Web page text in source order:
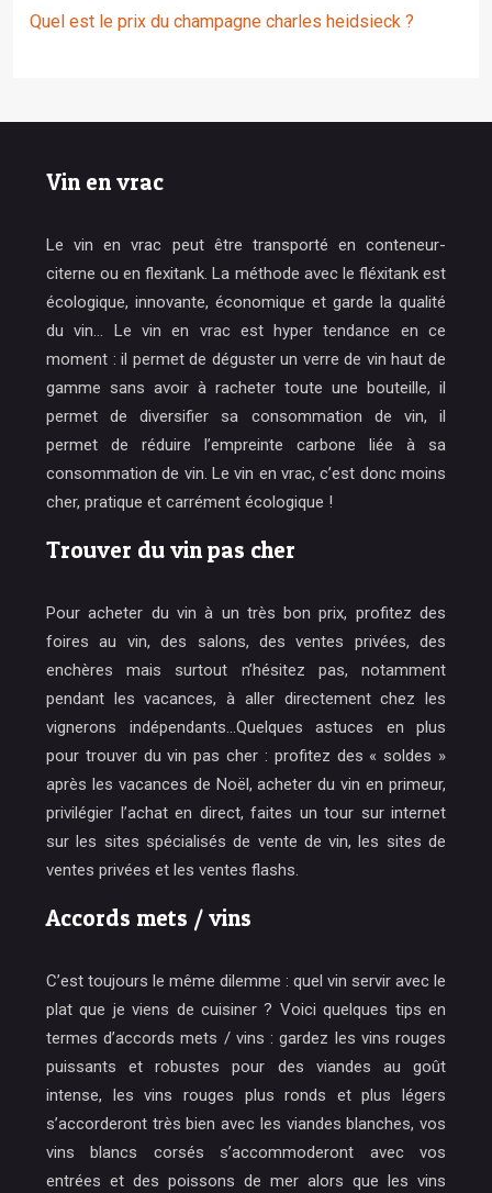
Quel est le prix du champagne charles heidsieck ?
Vin en vrac
Le vin en vrac peut être transporté en conteneur-
citerne ou en flexitank. La méthode avec le fléxitank est
écologique, innovante, économique et garde la qualité
du vin… Le vin en vrac est hyper tendance en ce
moment : il permet de déguster un verre de vin haut de
gamme sans avoir à racheter toute une bouteille, il
permet de diversifier sa consommation de vin, il
permet de réduire l’empreinte carbone liée à sa
consommation de vin. Le vin en vrac, c’est donc moins
cher, pratique et carrément écologique !
Trouver du vin pas cher
Pour acheter du vin à un très bon prix, profitez des
foires au vin, des salons, des ventes privées, des
enchères mais surtout n’hésitez pas, notamment
pendant les vacances, à aller directement chez les
vignerons indépendants…Quelques astuces en plus
pour trouver du vin pas cher : profitez des « soldes »
après les vacances de Noël, acheter du vin en primeur,
privilégier l’achat en direct, faites un tour sur internet
sur les sites spécialisés de vente de vin, les sites de
ventes privées et les ventes flashs.
Accords mets / vins
C’est toujours le même dilemme : quel vin servir avec le
plat que je viens de cuisiner ? Voici quelques tips en
termes d’accords mets / vins : gardez les vins rouges
puissants et robustes pour des viandes au goût
intense, les vins rouges plus ronds et plus légers
s’accorderont très bien avec les viandes blanches, vos
vins blancs corsés s’accommoderont avec vos
entrées et des poissons de mer alors que les vins